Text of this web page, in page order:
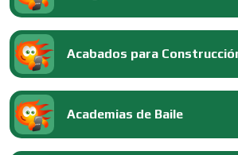
Acabados para
Academias de Baile